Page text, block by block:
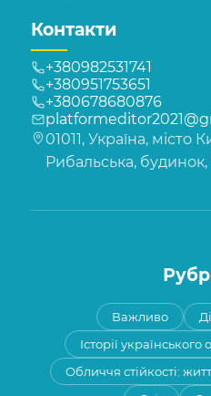
Контакти
+380982531741
+380951753651
+380678680876
01011, Україна, місто
Рибальська, будинок,
Важливо
Історії українського
Обличчя стійкості: